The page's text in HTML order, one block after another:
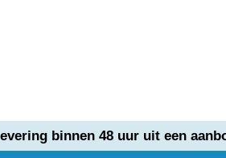
binnen 48 uur uit een